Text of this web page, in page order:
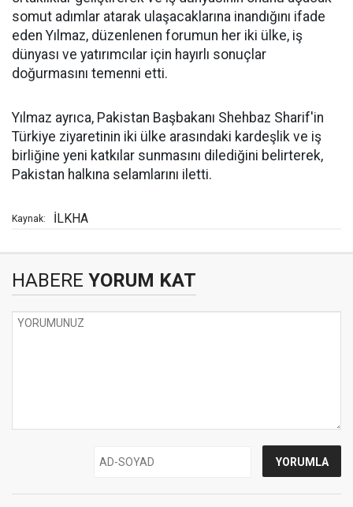
somut adımlar atarak ulaşacaklarına inandığını ifade
eden Yılmaz, düzenlenen forumun her iki ülke, iş
dünyası ve yatırımcılar için hayırlı sonuçlar
doğurmasını temenni etti.
Yılmaz ayrıca, Pakistan Başbakanı Shehbaz Sharif'in
Türkiye ziyaretinin iki ülke arasındaki kardeşlik ve iş
birliğine yeni katkılar sunmasını dilediğini belirterek,
Pakistan halkına selamlarını iletti.
Kaynak: İLKHA
HABERE YORUM KAT